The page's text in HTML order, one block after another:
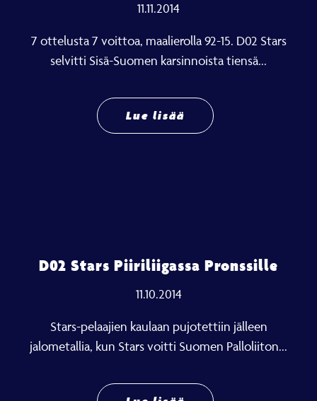
11.11.2014
7 ottelusta 7 voittoa, maalierolla 92-15. D02 Stars
selvitti Sisä-Suomen karsinnoista tiensä...
Lue lisää
D02 Stars Piiriliigassa Pronssille
11.10.2014
Stars-pelaajien kaulaan pujotettiin jälleen
jalometallia, kun Stars voitti Suomen Palloliiton...